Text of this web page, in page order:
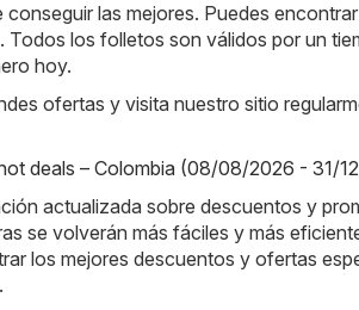
conseguir las mejores. Puedes
Todos los folletos son válidos por un
hoy.
ofertas y visita nuestro sitio
deals – Colombia (08/08/2026 - 31/
actualizada sobre descuentos y
se volverán más fáciles y más
los mejores descuentos y ofertas